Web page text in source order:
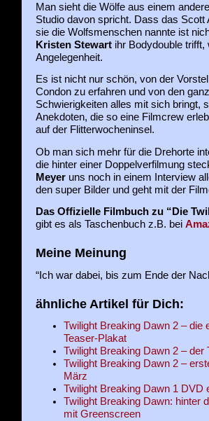
Man sieht die Wölfe aus einem
Studio davon spricht. Dass das Scott
sie die Wolfsmenschen nannte ist
Kristen Stewartihr Bodydouble trifft,
Angelegenheit.
Es ist nicht nur schön, von der
Condon zu erfahren und von den
Schwierigkeiten alles mit sich bringt,
Anekdoten, die so eine Filmcrew
auf der Flitterwocheninsel.
Ob man sich mehr für die Drehorte
die hinter einer Doppelverfilmung
Meyeruns noch in einem Interview
den super Bilder und geht mit der
Das Offizielle Filmbuch zu “Die
gibt es als Taschenbuch z.B. bei
Meine Meinung
“Ich war dabei, bis zum Ende der
ähnliche Artikel für Dich:
Twilight Breaking Dawn 2 – die
Teaser-Plakat
Twilight Breaking Dawn 2 – der
Twilight Breaking Dawn 2 –
März
Twilight Breaking Dawn 1 DVD
Twilight Breaking Dawn: hinter
mit Greenscreen